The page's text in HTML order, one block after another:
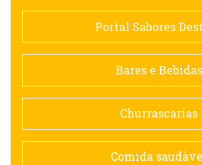
Comida
Doceria
Espanhola
Portal Sabores
Bares e Bebidas
Churrascarias
Comida